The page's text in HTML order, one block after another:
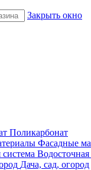
Закрыть окно
Поликарбонат
Фасадные
Водосточная
Дача, сад, огород